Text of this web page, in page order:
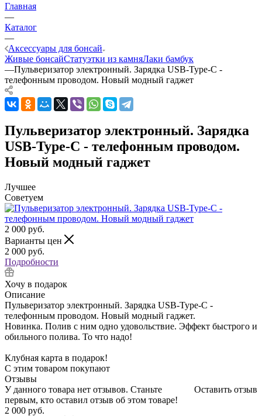
Главная
—
Каталог
—
Аксессуары для бонсай
Живые бонсайСтатуэтки из камняЛаки бамбук
—Пульверизатор электронный. Зарядка USB-Type-C -
телефонным проводом. Новый модный гаджет
Пульверизатор электронный. Зарядка
USB-Type-C - телефонным проводом.
Новый модный гаджет
Лучшее
Советуем
2 000 руб.
Варианты цен
2 000 руб.
Подробности
Хочу в подарок
Описание
Пульверизатор электронный. Зарядка USB-Type-C -
телефонным проводом. Новый модный гаджет.
Новинка. Полив с ним одно удовольствие. Эффект быстрого и
обильного полива. То что надо!
Клубная карта в подарок!
С этим товаром покупают
Отзывы
Оставить отзыв
У данного товара нет отзывов. Станьте
первым, кто оставил отзыв об этом товаре!
2 000 руб.